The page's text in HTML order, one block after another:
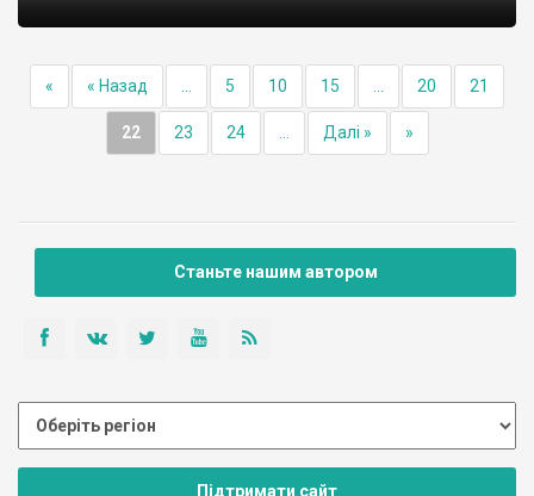
« « Назад 5 10 15 20 21
22 23 24 Далі » »
Станьте нашим автором
Підтримати сайт